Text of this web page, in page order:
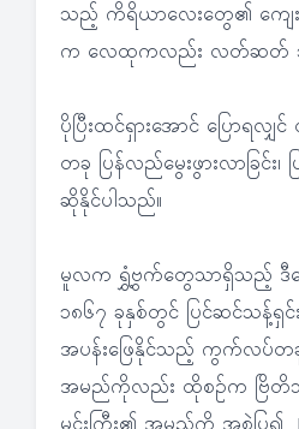
သည့် ကိရိယာလေးတွေ၏ ကျေးဇူ
က လေထုကလည်း လတ်ဆတ် သ
ပိုပြီးထင်ရှားအောင် ပြောရလ
တခု ပြန်လည်မွေးဖွားလာခြင်း
ဆိုနိုင်ပါသည်။
မူလက ရွှံ့ဗွက်တွေသာရှိသည့် ဒီ
၁၈၆၇ ခုနှစ်တွင် ပြင်ဆင်သန့်ရှင်း
အပန်းဖြေနိုင်သည့် ကွက်လပ်တ
အမည်ကိုလည်း ထိုစဉ်က ဗြိတိသ